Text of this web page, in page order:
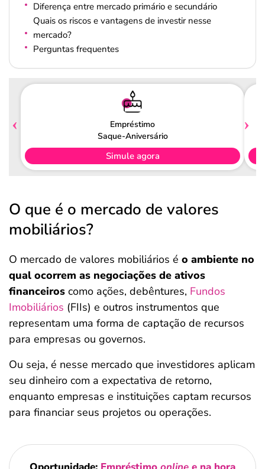
Diferença entre mercado primário e secundário
Quais os riscos e vantagens de investir nesse
mercado?
Perguntas frequentes
Empréstimo
Saque-Aniversário
Simule agora
O que é o mercado de valores
mobiliários?
O mercado de valores mobiliários é o ambiente no
qual ocorrem as negociações de ativos
financeiros como ações, debêntures, Fundos
Imobiliários (FIIs) e outros instrumentos que
representam uma forma de captação de recursos
para empresas ou governos.
Ou seja, é nesse mercado que investidores aplicam
seu dinheiro com a expectativa de retorno,
enquanto empresas e instituições captam recursos
para financiar seus projetos ou operações.